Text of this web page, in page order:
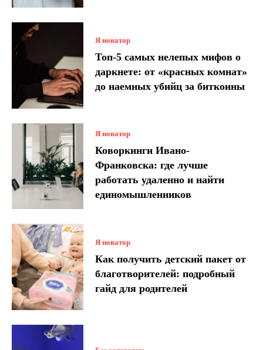
Я новатор
Топ-5 самых нелепых мифов о
даркнете: от «красных комнат»
до наемных убийц за биткоины
Я новатор
Коворкинги Ивано-
Франковска: где лучше
работать удаленно и найти
единомышленников
Я новатор
Как получить детский пакет от
благотворителей: подробный
гайд для родителей